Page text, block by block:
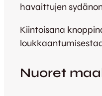
havaittujen
Kiintoisana
Nuoret